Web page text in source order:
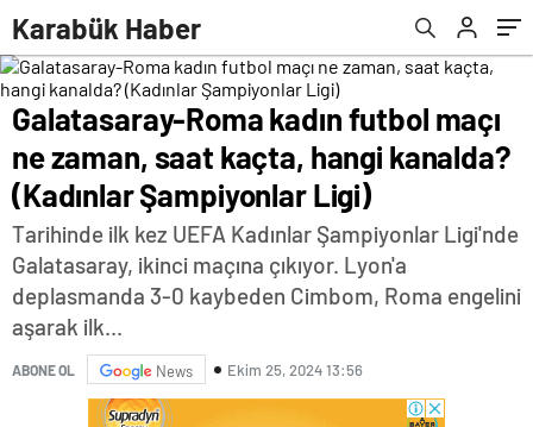
Karabük Haber
Galatasaray-Roma kadın futbol maçı
ne zaman, saat kaçta, hangi kanalda?
(Kadınlar Şampiyonlar Ligi)
Tarihinde ilk kez UEFA Kadınlar Şampiyonlar Ligi'nde
Galatasaray, ikinci maçına çıkıyor. Lyon'a
deplasmanda 3-0 kaybeden Cimbom, Roma engelini
aşarak ilk...
ABONE OL News Ekim 25, 2024 13:56